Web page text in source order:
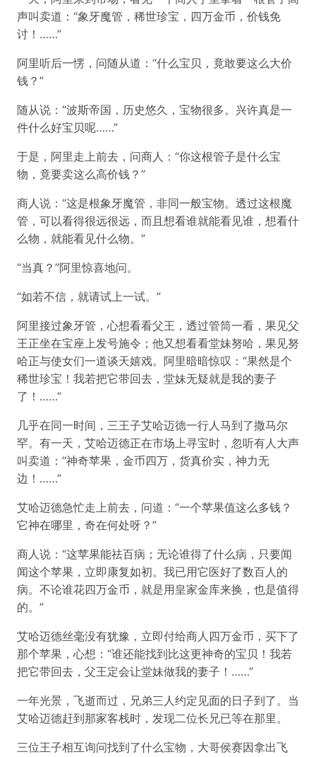
声叫卖道：“象牙魔管，稀世珍宝，四万金币，价钱免
讨！……”
阿里听后一愣，问随从道：“什么宝贝，竟敢要这么大价
钱？”
随从说：“波斯帝国，历史悠久，宝物很多。兴许真是一
件什么好宝贝呢……”
于是，阿里走上前去，问商人：“你这根管子是什么宝
物，竟要卖这么高价钱？”
商人说：“这是根象牙魔管，非同一般宝物。透过这根魔
管，可以看得很远很远，而且想看谁就能看见谁，想看什
么物，就能看见什么物。”
“当真？”阿里惊喜地问。
“如若不信，就请试上一试。”
阿里接过象牙管，心想看看父王，透过管筒一看，果见父
王正坐在宝座上发号施令；他又想看看堂妹努哈，果见努
哈正与使女们一道谈天嬉戏。阿里暗暗惊叹：“果然是个
稀世珍宝！我若把它带回去，堂妹无疑就是我的妻子
了！……”
几乎在同一时间，三王子艾哈迈德一行人马到了撒马尔
罕。有一天，艾哈迈德正在市场上寻宝时，忽听有人大声
叫卖道：“神奇苹果，金币四万，货真价实，神力无
边！……”
艾哈迈德急忙走上前去，问道：“一个苹果值这么多钱？
它神在哪里，奇在何处呀？”
商人说：“这苹果能祛百病；无论谁得了什么病，只要闻
闻这个苹果，立即康复如初。我已用它医好了数百人的
病。不论谁花四万金币，就是用皇家金库来换，也是值得
的。”
艾哈迈德丝毫没有犹豫，立即付给商人四万金币，买下了
那个苹果，心想：“谁还能找到比这更神奇的宝贝！我若
把它带回去，父王定会让堂妹做我的妻子！……”
一年光景，飞逝而过，兄弟三人约定见面的日子到了。当
艾哈迈德赶到那家客栈时，发现二位长兄已等在那里。
三位王子相互询问找到了什么宝物，大哥侯赛因拿出飞